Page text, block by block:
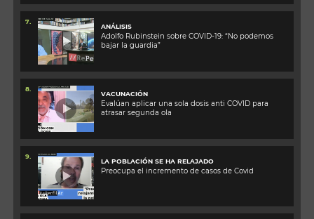
7.
ANÁLISIS
Adolfo Rubinstein sobre COVID-19: “No podemos
bajar la guardia”
8.
VACUNACIÓN
Evalúan aplicar una sola dosis anti COVID para
atrasar segunda ola
9.
LA POBLACIÓN SE HA RELAJADO
Preocupa el incremento de casos de Covid